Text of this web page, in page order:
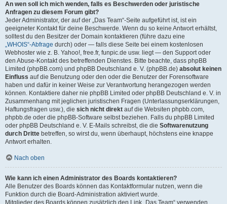
An wen soll ich mich wenden, falls es Beschwerden oder juristische
Anfragen zu diesem Forum gibt?
Jeder Administrator, der auf der „Das Team“-Seite aufgeführt ist, ist ein
geeigneter Kontakt für deine Beschwerde. Wenn du so keine Antwort erhältst,
solltest du den Besitzer der Domain kontaktieren (führe dazu eine
„WHOIS“-Abfrage durch) oder — falls diese Seite bei einem kostenlosen
Webhoster wie z. B. Yahoo!, free.fr, funpic.de usw. liegt — den Support oder
den Abuse-Kontakt des betreffenden Dienstes. Bitte beachte, dass phpBB
Limited (phpBB.com) und phpBB Deutschland e. V. (phpBB.de) absolut keinen
Einfluss auf die Benutzung oder den oder die Benutzer der Forensoftware
haben und dafür in keiner Weise zur Verantwortung herangezogen werden
können. Kontaktiere daher nie phpBB Limited oder phpBB Deutschland e. V. in
Zusammenhang mit jeglichen juristischen Fragen (Unterlassungserklärungen,
Haftungsfragen usw.), die sich nicht direkt auf die Websiten phpbb.com,
phpbb.de oder die phpBB-Software selbst beziehen. Falls du phpBB Limited
oder phpBB Deutschland e. V. E-Mails schreibst, die die Softwarenutzung
durch Dritte betreffen, so wirst du, wenn überhaupt, höchstens eine knappe
Antwort erhalten.
Nach oben
Wie kann ich einen Administrator des Boards kontaktieren?
Alle Benutzer des Boards können das Kontaktformular nutzen, wenn die
Funktion durch die Board-Administration aktiviert wurde.
Mitglieder des Boards können zusätzlich den Link „Das Team“ verwenden.